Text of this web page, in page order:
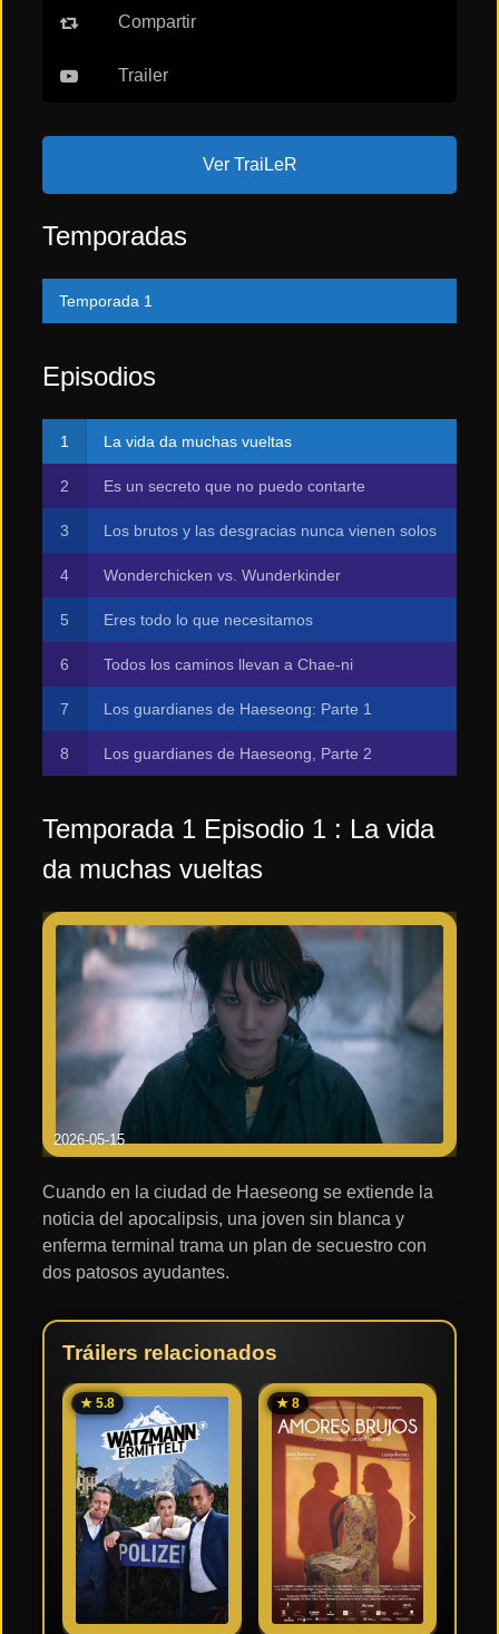
Compartir
Trailer
Ver TraiLeR
Temporadas
Temporada 1
Episodios
La vida da muchas vueltas
Es un secreto que no puedo contarte
Los brutos y las desgracias nunca vienen solos
Wonderchicken vs. Wunderkinder
Eres todo lo que necesitamos
Todos los caminos llevan a Chae-ni
Los guardianes de Haeseong: Parte 1
Los guardianes de Haeseong, Parte 2
Temporada 1 Episodio 1 : La vida
da muchas vueltas
2026-05-15
Cuando en la ciudad de Haeseong se extiende la
noticia del apocalipsis, una joven sin blanca y
enferma terminal trama un plan de secuestro con
dos patosos ayudantes.
Tráilers relacionados
★ 5.8 ★ 8